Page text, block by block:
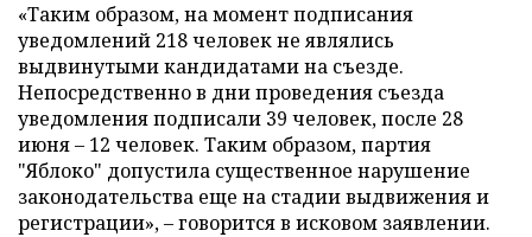
«Таким образом, на момент подписания
уведомлений 218 человек не являлись
выдвинутыми кандидатами на съезде.
Непосредственно в дни проведения съезда
уведомления подписали 39 человек, после 28
июня – 12 человек. Таким образом, партия
"Яблоко" допустила существенное нарушение
законодательства еще на стадии выдвижения и
регистрации», – говорится в исковом заявлении.